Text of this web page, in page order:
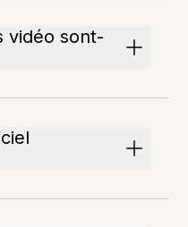
vidéo sont-